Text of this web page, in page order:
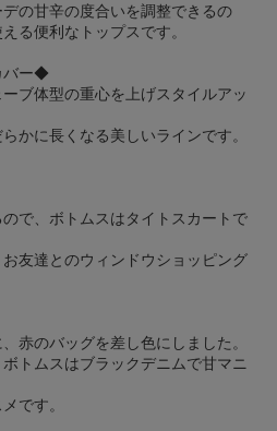
の甘辛の度合いを調整できるの
る便利なトップスです。
バー◆
ブ体型の重心を上げスタイルアッ
かに長くなる美しいラインです。
で、ボトムスはタイトスカートで
友達とのウィンドウショッピング
赤のバッグを差し色にしました。
トムスはブラックデニムで甘マニ
です。